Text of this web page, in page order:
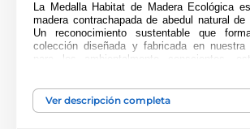
La Medalla Habitat de Madera Ecológica
madera contrachapada de abedul natural
Un reconocimiento sustentable que
colección diseñada y fabricada en
para los ambientalmente conscientes,
Impresa a full color, esta medalla es
única. Elija entre tres tamaños muy
Ver descripción completa